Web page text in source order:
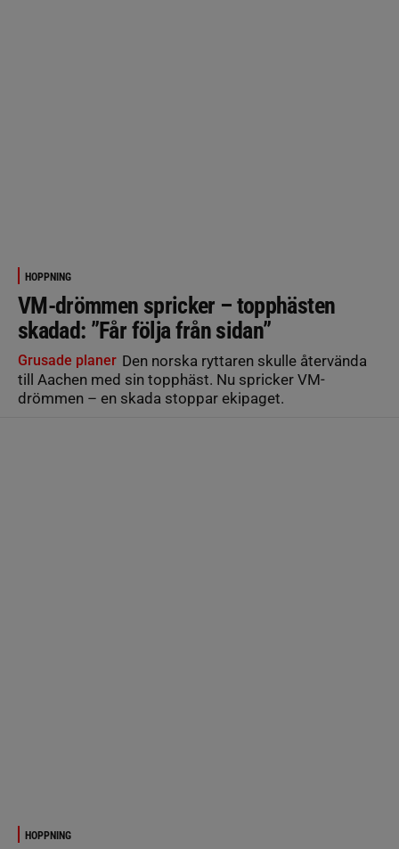
HOPPNING
VM-drömmen spricker – topphästen
skadad: ”Får följa från sidan”
Grusade planer Den norska ryttaren skulle återvända
till Aachen med sin topphäst. Nu spricker VM-
drömmen – en skada stoppar ekipaget.
HOPPNING